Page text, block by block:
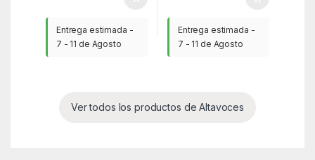
Entrega estimada -
7 - 11 de Agosto
Entrega estimada -
7 - 11 de Agosto
Ver todos los productos de Altavoces